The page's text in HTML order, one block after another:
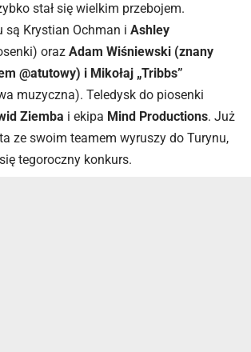
stał się wielkim przebojem.
są Krystian Ochman i Ashley
oraz Adam Wiśniewski (znany
@atutowy) i Mikołaj „Tribbs”
muzyczna). Teledysk do piosenki
Ziemba i ekipa Mind Productions. Już
ze swoim teamem wyruszy do Turynu,
tegoroczny konkurs.